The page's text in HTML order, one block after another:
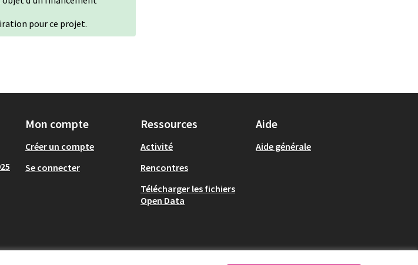
pour ce projet.
Mon compte
Créer un compte
Se connecter
Ressources
Activité
Rencontres
Télécharger les fichiers
Open Data
Aide
Aide générale